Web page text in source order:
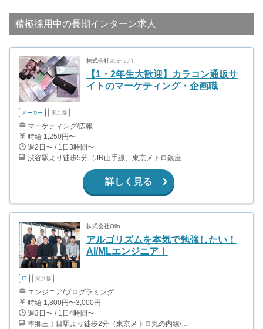
積極採用中の長期インターン求人
株式会社ホテラバ
【1・2年生大歓迎】カラコン通販サ
イトのマーケティング・企画職
メーカー 東京都
マーケティング/広報
時給 1,250円〜
週2日〜 / 1日3時間〜
渋谷駅より徒歩5分（JR山手線、東京メトロ銀座・半蔵門・副都心線）
詳しく見る
株式会社Ollo
アルゴリズムを本気で勉強したい！
AI/MLエンジニア！
IT 東京都
エンジニア/プログラミング
時給 1,800円〜3,000円
週3日〜 / 1日4時間〜
本郷三丁目駅より徒歩2分（東京メトロ丸の内線/都営地下鉄大江戸線）